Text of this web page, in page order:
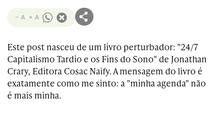
- A + A
Este post nasceu de um livro perturbador: "24/7
Capitalismo Tardio e os Fins do Sono" de Jonathan
Crary, Editora Cosac Naify. A mensagem do livro é
exatamente como me sinto: a "minha agenda" não
é mais minha.